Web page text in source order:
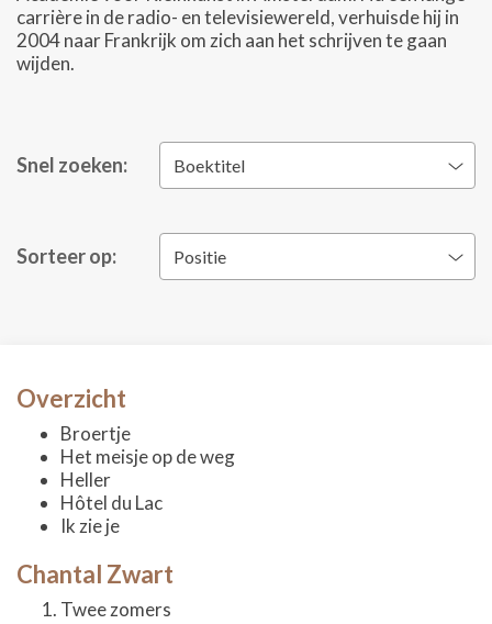
carrière in de radio- en televisiewereld, verhuisde hij in
2004 naar Frankrijk om zich aan het schrijven te gaan
wijden.
Snel zoeken: Boektitel
Sorteer op: Positie
Overzicht
Broertje
Het meisje op de weg
Heller
Hôtel du Lac
Ik zie je
Chantal Zwart
Twee zomers